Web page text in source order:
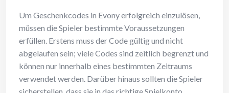
Um Geschenkcodes in Evony erfolgreich einzulösen,
müssen die Spieler bestimmte Voraussetzungen
erfüllen. Erstens muss der Code gültig und nicht
abgelaufen sein; viele Codes sind zeitlich begrenzt und
können nur innerhalb eines bestimmten Zeitraums
verwendet werden. Darüber hinaus sollten die Spieler
sicherstellen, dass sie in das richtige Spielkonto